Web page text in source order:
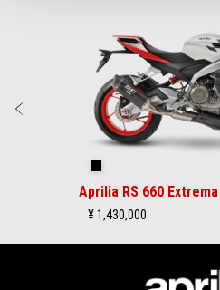
Aprilia RS 660 Extrema
¥ 1,430,000